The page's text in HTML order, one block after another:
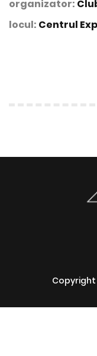
organizator:
locul: Centrul
Copyright